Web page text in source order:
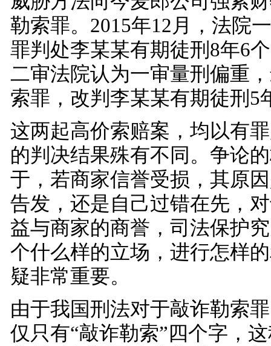
勒索罪。2015年12月，法院
罪判处李某某有期徒刑8年6
二审法院认为一审量刑偏重
索罪，改判李某某有期徒刑5
这两起高价索赔案，均以有
的判决结果殊有不同。争论
于，若商家信誉受损，其原
告发，还是自己过错在先，
益与商家的商誉，司法保护
个什么样的立场，进行怎样
疑非常重要。
由于我国刑法对于敲诈勒索
仅只有“敲诈勒索”四个字，